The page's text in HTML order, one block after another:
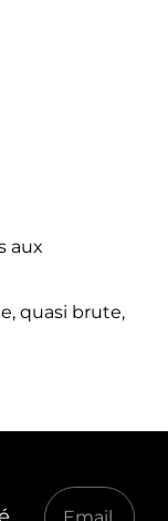
aux
quasi brute,